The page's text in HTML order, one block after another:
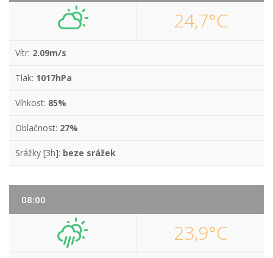
24,7°C
Vítr: 2.09m/s
Tlak: 1017hPa
Vlhkost: 85%
Oblačnost: 27%
Srážky [3h]: beze srážek
08:00
23,9°C